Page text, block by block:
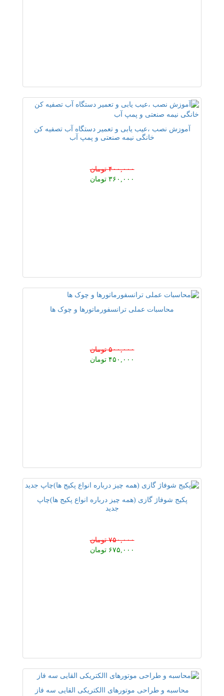
آموزش نصب ،عیب یابی و تعمیر دستگاه آب تصفیه کن
خانگی نیمه صنعتی و پمپ آب
۴۰۰,۰۰۰ تومان
۳۶۰,۰۰۰ تومان
محاسبات عملی ترانسفورماتورها و چوک ها
۵۰۰,۰۰۰ تومان
۴۵۰,۰۰۰ تومان
پکیج شوفاژ گازی (همه چیز درباره انواع پکیج ها)چاپ
جدید
۷۵۰,۰۰۰ تومان
۶۷۵,۰۰۰ تومان
محاسبه و طراحی موتورهای االکتریکی القایی سه فاز